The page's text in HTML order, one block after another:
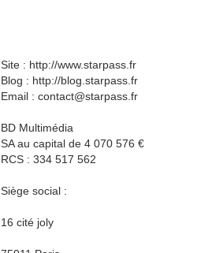
Site : http://www.starpass.fr
Blog : http://blog.starpass.fr
Email : contact@starpass.fr
BD Multimédia
SA au capital de 4 070 576 €
RCS : 334 517 562
Siège social :
16 cité joly